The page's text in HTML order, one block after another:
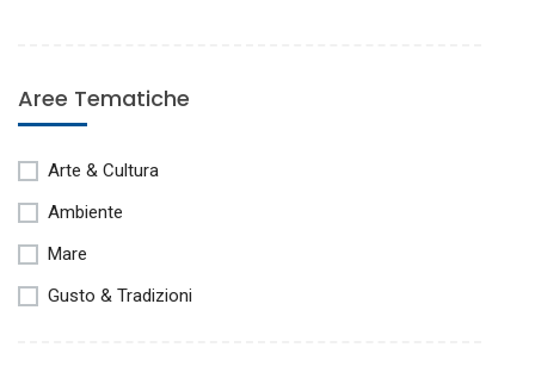
Aree Tematiche
Arte & Cultura
Ambiente
Mare
Gusto & Tradizioni